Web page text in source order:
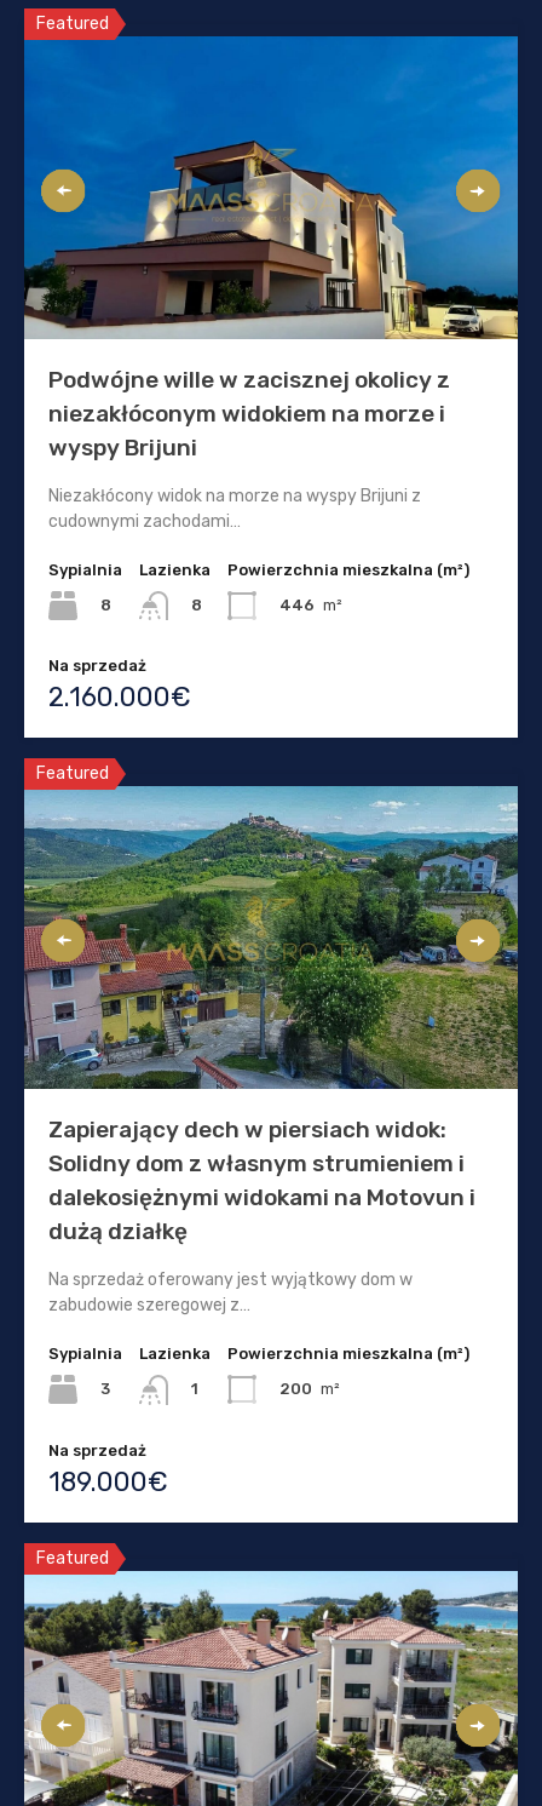
Featured
Podwójne wille w zacisznej okolicy z
niezakłóconym widokiem na morze i
wyspy Brijuni
Niezakłócony widok na morze na wyspy Brijuni z
cudownymi zachodami…
Sypialnia
8
Lazienka
8
Powierzchnia mieszkalna (m²)
446 m²
Na sprzedaż
2.160.000€
Featured
Zapierający dech w piersiach widok:
Solidny dom z własnym strumieniem i
dalekosiężnymi widokami na Motovun i
dużą działkę
Na sprzedaż oferowany jest wyjątkowy dom w
zabudowie szeregowej z…
Sypialnia
3
Lazienka
1
Powierzchnia mieszkalna (m²)
200 m²
Na sprzedaż
189.000€
Featured